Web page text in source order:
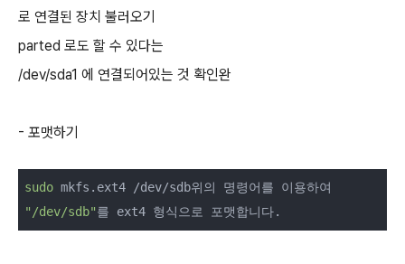
로 연결된 장치 불러오기
parted 로도 할 수 있다는
/dev/sda1 에 연결되어있는 것 확인완
- 포맷하기
sudo
"/dev/sdb"